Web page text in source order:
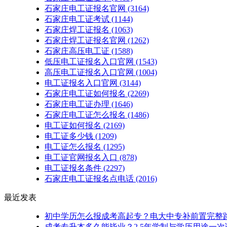
石家庄电工证报名官网 (3164)
石家庄电工证考试 (1144)
石家庄焊工证报名 (1063)
石家庄焊工证报名官网 (1262)
石家庄高压电工证 (1588)
低压电工证报名入口官网 (1543)
高压电工证报名入口官网 (1004)
电工证报名入口官网 (3144)
石家庄电工证如何报名 (2269)
石家庄电工证办理 (1646)
石家庄电工证怎么报名 (1486)
电工证如何报名 (2169)
电工证多少钱 (1209)
电工证怎么报名 (1295)
电工证官网报名入口 (878)
电工证报名条件 (2297)
石家庄电工证报名点电话 (2016)
最近发表
初中学历怎么报成考高起专？电大中专补前置完整